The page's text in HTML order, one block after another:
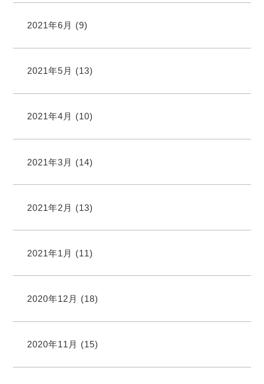
2021年6月 (9)
2021年5月 (13)
2021年4月 (10)
2021年3月 (14)
2021年2月 (13)
2021年1月 (11)
2020年12月 (18)
2020年11月 (15)